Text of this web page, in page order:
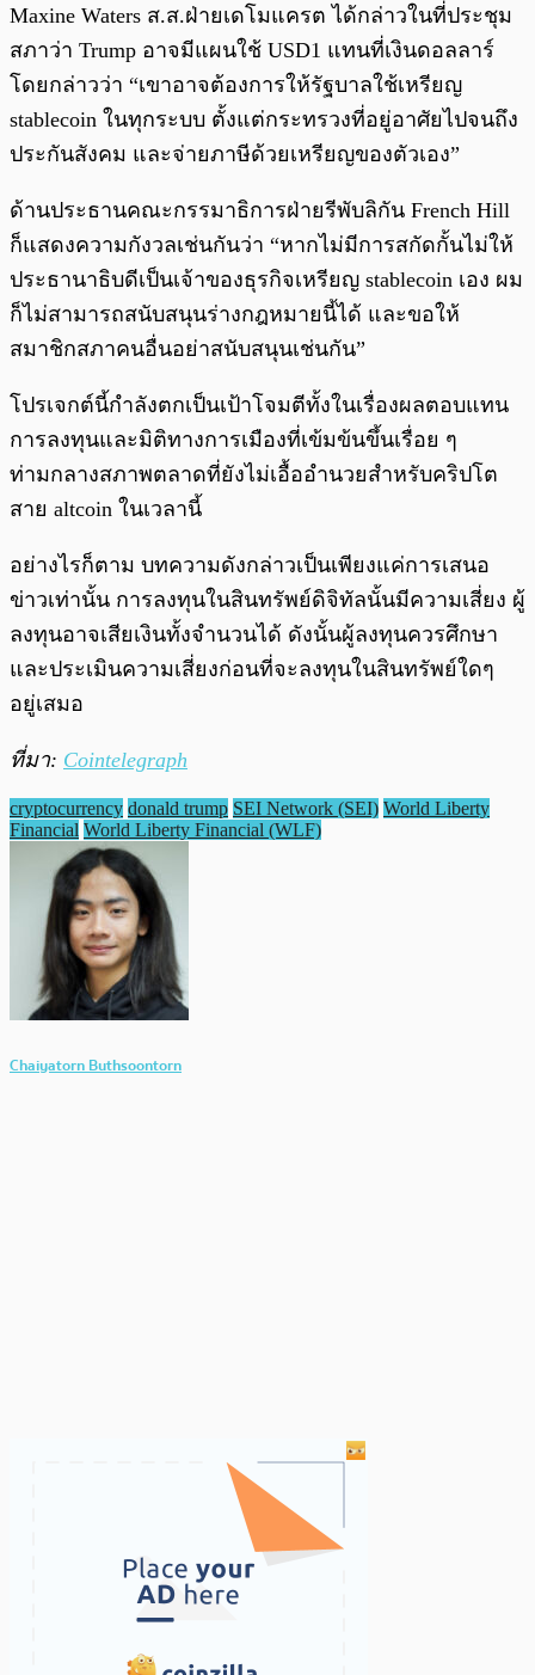
Maxine Waters ส.ส.ฝ่ายเดโมแครต ได้กล่าวในที่ประชุม
สภาว่า Trump อาจมีแผนใช้ USD1 แทนที่เงินดอลลาร์
โดยกล่าวว่า “เขาอาจต้องการให้รัฐบาลใช้เหรียญ
stablecoin ในทุกระบบ ตั้งแต่กระทรวงที่อยู่อาศัยไปจนถึง
ประกันสังคม และจ่ายภาษีด้วยเหรียญของตัวเอง”
ด้านประธานคณะกรรมาธิการฝ่ายรีพับลิกัน French Hill
ก็แสดงความกังวลเช่นกันว่า “หากไม่มีการสกัดกั้นไม่ให้
ประธานาธิบดีเป็นเจ้าของธุรกิจเหรียญ stablecoin เอง ผม
ก็ไม่สามารถสนับสนุนร่างกฎหมายนี้ได้ และขอให้
สมาชิกสภาคนอื่นอย่าสนับสนุนเช่นกัน”
โปรเจกต์นี้กำลังตกเป็นเป้าโจมตีทั้งในเรื่องผลตอบแทน
การลงทุนและมิติทางการเมืองที่เข้มข้นขึ้นเรื่อย ๆ
ท่ามกลางสภาพตลาดที่ยังไม่เอื้ออำนวยสำหรับคริปโต
สาย altcoin ในเวลานี้
อย่างไรก็ตาม บทความดังกล่าวเป็นเพียงแค่การเสนอ
ข่าวเท่านั้น การลงทุนในสินทรัพย์ดิจิทัลนั้นมีความเสี่ยง ผู้
ลงทุนอาจเสียเงินทั้งจำนวนได้ ดังนั้นผู้ลงทุนควรศึกษา
และประเมินความเสี่ยงก่อนที่จะลงทุนในสินทรัพย์ใดๆ
อยู่เสมอ
ที่มา: Cointelegraph
cryptocurrency donald trump SEI Network (SEI) World Liberty
Financial World Liberty Financial (WLF)
Chaiyatorn Buthsoontorn